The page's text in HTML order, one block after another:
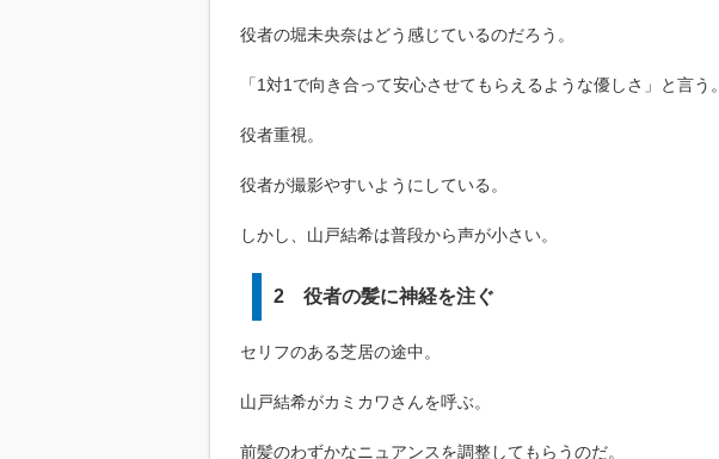
役者の堀未央奈はどう感じているのだろう。
「1対1で向き合って安心させてもらえるような優しさ」と言う。
役者重視。
役者が撮影やすいようにしている。
しかし、山戸結希は普段から声が小さい。
2 役者の髪に神経を注ぐ
セリフのある芝居の途中。
山戸結希がカミカワさんを呼ぶ。
前髪のわずかなニュアンスを調整してもらうのだ。